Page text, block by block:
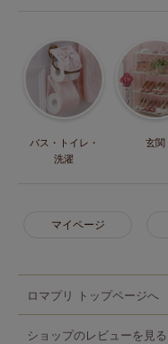
バス・トイレ・
洗濯
玄関
マイページ
ロマプリ トップページへ
ショップのレビューを見る